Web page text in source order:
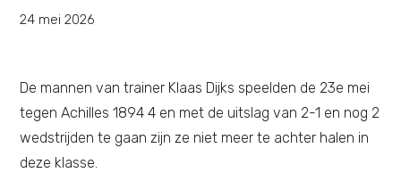
24 mei 2026
De mannen van trainer Klaas Dijks speelden de 23e mei
tegen Achilles 1894 4 en met de uitslag van 2-1 en nog 2
wedstrijden te gaan zijn ze niet meer te achter halen in
deze klasse.